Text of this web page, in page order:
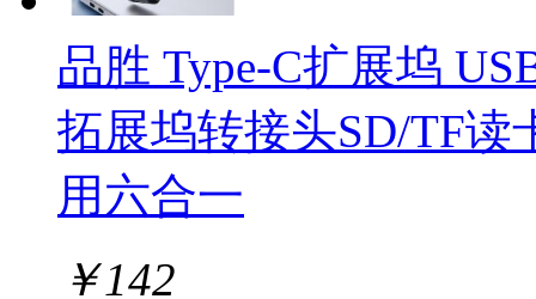
品胜 Type-C扩展坞
拓展坞转接头SD/TF读
用六合一
￥142